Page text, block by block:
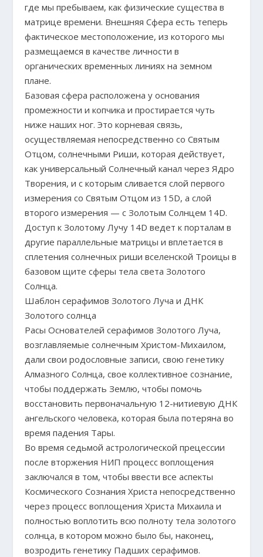
где мы пребываем, как физические существа в
матрице времени. Внешняя Сфера есть теперь
фактическое местоположение, из которого мы
размещаемся в качестве личности в
органических временных линиях на земном
плане.
Базовая сфера расположена у основания
промежности и копчика и простирается чуть
ниже наших ног. Это корневая связь,
осуществляемая непосредственно со Святым
Отцом, солнечными Риши, которая действует,
как универсальный Солнечный канал через Ядро
Творения, и с которым сливается слой первого
измерения со Святым Отцом из 15D, а слой
второго измерения — с Золотым Солнцем 14D.
Доступ к Золотому Лучу 14D ведет к порталам в
другие параллельные матрицы и вплетается в
сплетения солнечных риши вселенской Троицы в
базовом щите сферы тела света Золотого
Солнца.
Шаблон серафимов Золотого Луча и ДНК
Золотого солнца
Расы Основателей серафимов Золотого Луча,
возглавляемые солнечным Христом-Михаилом,
дали свои родословные записи, свою генетику
Алмазного Солнца, свое коллективное сознание,
чтобы поддержать Землю, чтобы помочь
восстановить первоначальную 12-нитиевую ДНК
ангельского человека, которая была потеряна во
время падения Тары.
Во время седьмой астрологической прецессии
после вторжения НИП процесс воплощения
заключался в том, чтобы ввести все аспекты
Космического Сознания Христа непосредственно
через процесс воплощения Христа Михаила и
полностью воплотить всю полноту тела золотого
солнца, в котором можно было бы, наконец,
возродить генетику Падших серафимов.